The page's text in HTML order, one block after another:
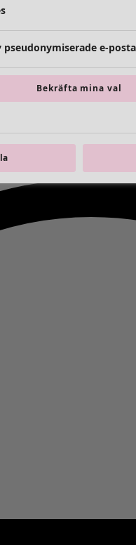
e-
Bekräfta mina val